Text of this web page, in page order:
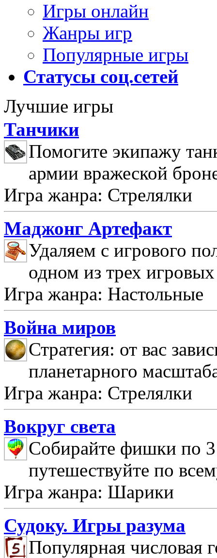
Игры онлайн
Жанры игр
Популярные игры
Статусы соц.сетей
Лучшие игры
Танчики
Помогите экипажу
армии вражеской
Игра жанра: Стрелялки
Маджонг Артефакт
Удаляем с игрового
одном из трех
Игра жанра: Настольные
Война миров
Стратегия: от вас
планетарного
Игра жанра: Стрелялки
Вокруг света
Собирайте фишки по
путешествуйте по
Игра жанра: Шарики
Судоку. Игры разума
Популярная числовая